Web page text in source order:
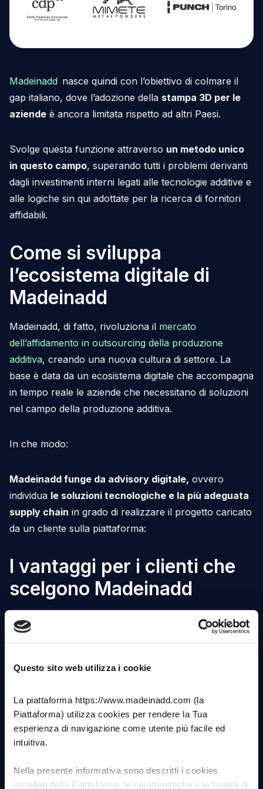
Questo sito web utilizza i cookie
La piattaforma https://www.madeinadd.com (la
Piattaforma) utilizza cookies per rendere la Tua
esperienza di navigazione come utente più facile ed
intuitiva.
Nella presente informativa sono descritti i cookies
installati dalla Piattaforma, le caratteristiche e le finalità di
Madeinadd nasce quindi con l’obiettivo di colmare il
gap italiano, dove l’adozione della stampa 3D per le
aziende è ancora limitata rispetto ad altri Paesi.
Svolge questa funzione attraverso un metodo unico
in questo campo, superando tutti i problemi derivanti
dagli investimenti interni legati alle tecnologie additive e
alle logiche sin qui adottate per la ricerca di fornitori
affidabili.
Come si sviluppa
l’ecosistema digitale di
Madeinadd
Madeinadd, di fatto, rivoluziona il mercato
dell’affidamento in outsourcing della produzione
additiva, creando una nuova cultura di settore. La
base è data da un ecosistema digitale che accompagna
in tempo reale le aziende che necessitano di soluzioni
nel campo della produzione additiva.
In che modo:
Madeinadd funge da advisory digitale, ovvero
individua le soluzioni tecnologiche e la più adeguata
supply chain in grado di realizzare il progetto caricato
da un cliente sulla piattaforma:
I vantaggi per i clienti che
scelgono Madeinadd
Di seguito tutti i vantaggi per le aziende che scelgono
il sistema Madeinadd, come modello as a service:
Flessibilità
L’Additive Manufacturing, attraverso le metodologie
più innovative, permette di superare i limiti relativi a
forme, funzionalità e varianti legati ai vecchi sistemi.
Alleggerimento